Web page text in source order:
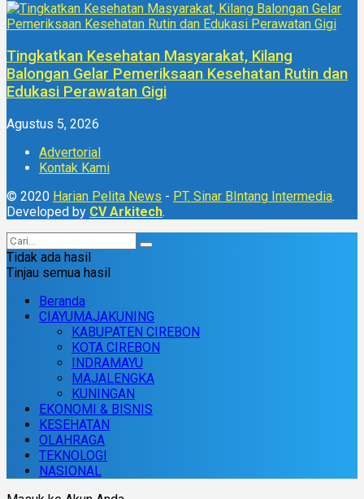
Tingkatkan Kesehatan Masyarakat, Kilang
Balongan Gelar Pemeriksaan Kesehatan Rutin dan
Edukasi Perawatan Gigi
Agustus 5, 2026
Advertorial
Kontak Kami
© 2020 Harian Pelita News - PT. Sinar BIntang Intermedia.
Developed by CV Arkitech.
Tidak ada hasil
Tinjau semua hasil
Beranda
CIAYUMAJAKUNING
KABUPATEN CIREBON
KOTA CIREBON
INDRAMAYU
MAJALENGKA
KUNINGAN
EKONOMI & BISNIS
KESEHATAN
OLAHRAGA
TEKNOLOGI
NASIONAL